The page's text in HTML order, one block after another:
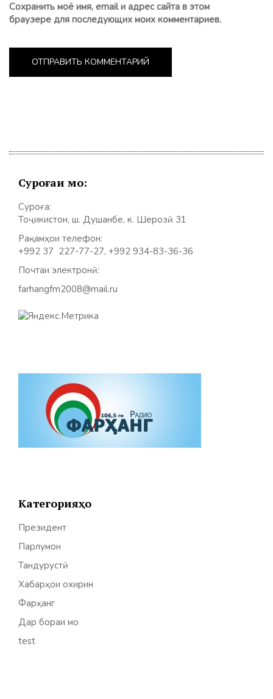
Сохранить моё имя, email и адрес сайта в этом
браузере для последующих моих комментариев.
Суроғаи мо:
Суроға:
Тоҷикистон, ш. Душанбе, к. Шерозӣ 31
Рақамҳои телефон:
+992 37 227-77-27, +992 934-83-36-36
Почтаи электронӣ:
farhangfm2008@mail.ru
Категорияҳо
Президент
Парлумон
Тандурустӣ
Хабарҳои охирин
Фарҳанг
Дар бораи мо
test